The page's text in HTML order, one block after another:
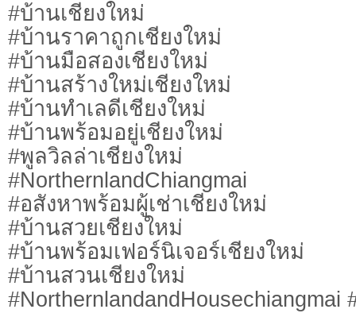
#บ้านเชียงใหม่
#บ้านราคาถูกเชียงใหม่
#บ้านมือสองเชียงใหม่
#บ้านสร้างใหม่เชียงใหม่
#บ้านทำเลดีเชียงใหม่
#บ้านพร้อมอยู่เชียงใหม่
#พูลวิลล่าเชียงใหม่
#NorthernlandChiangmai
#อสังหาพร้อมผู้เช่าเชียงใหม่
#บ้านสวยเชียงใหม่
#บ้านพร้อมเฟอร์นิเจอร์เชียงใหม่
#บ้านสวนเชียงใหม่
#NorthernlandandHousechiangmai